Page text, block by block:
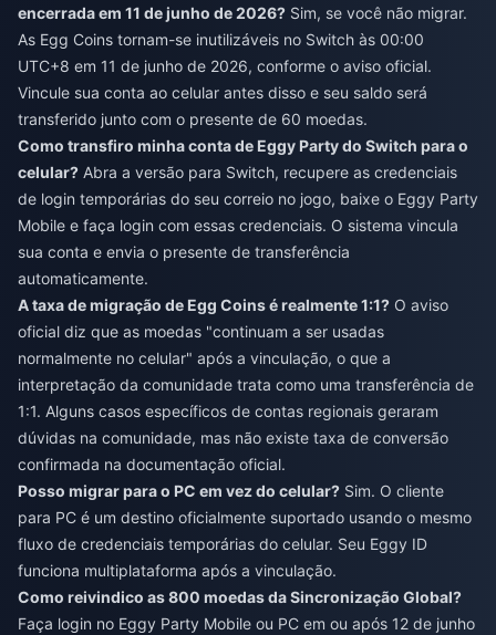
encerrada em 11 de junho de 2026? Sim, se você não migrar.
As Egg Coins tornam-se inutilizáveis no Switch às 00:00
UTC+8 em 11 de junho de 2026, conforme o aviso oficial.
Vincule sua conta ao celular antes disso e seu saldo será
transferido junto com o presente de 60 moedas.
Como transfiro minha conta de Eggy Party do Switch para o
celular? Abra a versão para Switch, recupere as credenciais
de login temporárias do seu correio no jogo, baixe o Eggy Party
Mobile e faça login com essas credenciais. O sistema vincula
sua conta e envia o presente de transferência
automaticamente.
A taxa de migração de Egg Coins é realmente 1:1? O aviso
oficial diz que as moedas "continuam a ser usadas
normalmente no celular" após a vinculação, o que a
interpretação da comunidade trata como uma transferência de
1:1. Alguns casos específicos de contas regionais geraram
dúvidas na comunidade, mas não existe taxa de conversão
confirmada na documentação oficial.
Posso migrar para o PC em vez do celular? Sim. O cliente
para PC é um destino oficialmente suportado usando o mesmo
fluxo de credenciais temporárias do celular. Seu Eggy ID
funciona multiplataforma após a vinculação.
Como reivindico as 800 moedas da Sincronização Global?
Faça login no Eggy Party Mobile ou PC em ou após 12 de junho